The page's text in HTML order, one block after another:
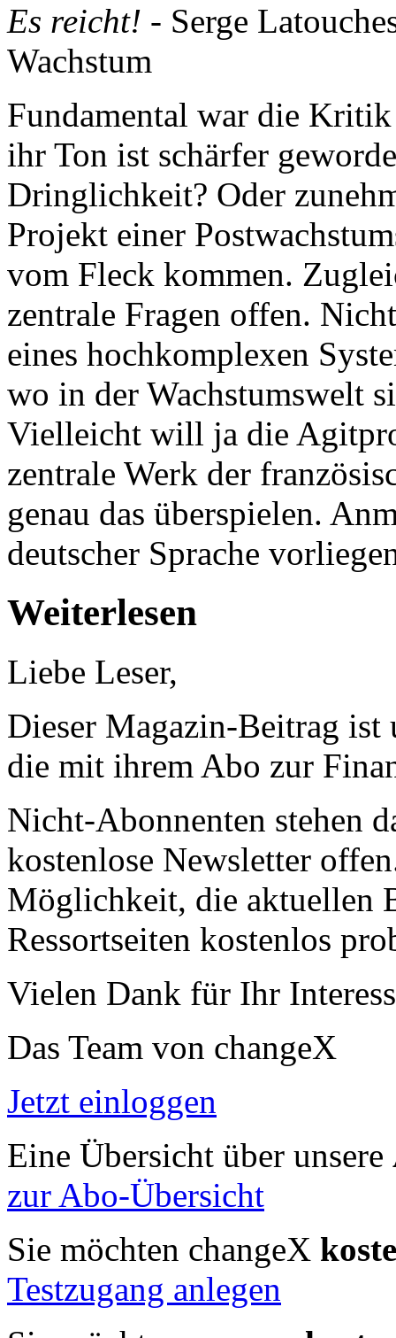
Es reicht! - Serge
Wachstum
Fundamental war die Kritik
ihr Ton ist schärfer
Dringlichkeit? Oder
Projekt einer
vom Fleck kommen.
zentrale Fragen offen.
eines hochkomplexen
wo in der Wachstumswelt
Vielleicht will ja die
zentrale Werk der
genau das überspielen.
deutscher Sprache
Weiterlesen
Liebe Leser,
Dieser Magazin-Beitrag ist
die mit ihrem Abo zur
Nicht-Abonnenten stehen
kostenlose Newsletter
Möglichkeit, die aktuellen
Ressortseiten kostenlos
Vielen Dank für Ihr
Das Team von changeX
Jetzt einloggen
Eine Übersicht über unsere
zur Abo-Übersicht
Sie möchten changeX
Testzugang anlegen